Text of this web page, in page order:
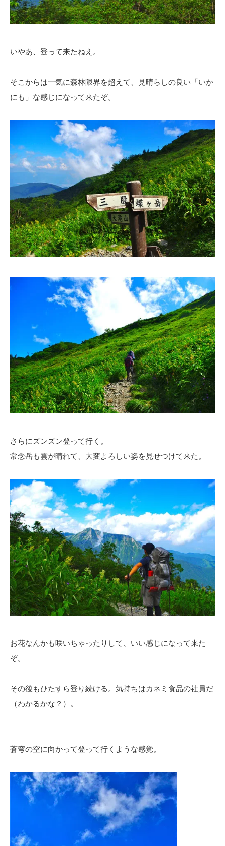
いやあ、登って来たねえ。
そこからは一気に森林限界を超えて、見晴らしの良い「いか
にも」な感じになって来たぞ。
さらにズンズン登って行く。
常念岳も雲が晴れて、大変よろしい姿を見せつけて来た。
お花なんかも咲いちゃったりして、いい感じになって来た
ぞ。
その後もひたすら登り続ける。気持ちはカネミ食品の社員だ
（わかるかな？）。
蒼穹の空に向かって登って行くような感覚。